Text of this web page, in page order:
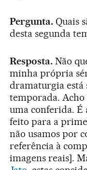
Pergunta.Quais
desta segunda
Resposta.Não
minha própria
dramaturgia
temporada. Acho
uma conferida. É
feito para a
não usamos por
referência à
imagens reais].